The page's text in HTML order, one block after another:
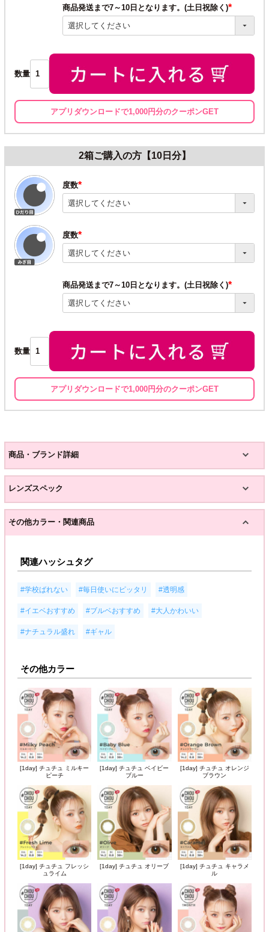
商品発送まで7～10日となります。(土日祝除く)
(必
数量
アプリダウンロードで1,000円分のクーポンGET
2箱ご購入の方【10日分】
度数
(必
須)
度数
(必
須)
商品発送まで7～10日となります。(土日祝除く)
(必
数量
アプリダウンロードで1,000円分のクーポンGET
商品・ブランド詳細
レンズスペック
その他カラー・関連商品
関連ハッシュタグ
#学校ばれない #毎日使いにピッタリ #透明感
#イエベおすすめ #ブルベおすすめ #大人かわいい
#ナチュラル盛れ #ギャル
その他カラー
[1day] チュチュ ミルキー
ピーチ
[1day] チュチュ ベイビー
ブルー
[1day] チュチュ オレンジ
ブラウン
[1day] チュチュ フレッシ
ュライム
[1day] チュチュ オリーブ
[1day] チュチュ キャラメ
ル